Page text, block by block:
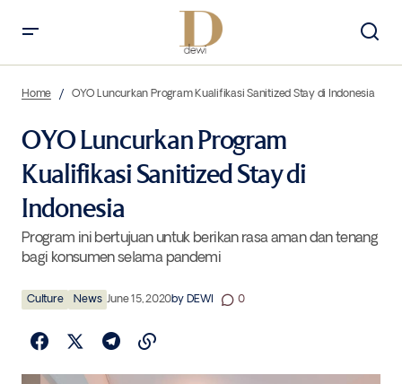
Home OYO Luncurkan Program Kualifikasi Sanitized Stay di Indonesia
OYO Luncurkan Program
Kualifikasi Sanitized Stay di
Indonesia
Program ini bertujuan untuk berikan rasa aman dan tenang
bagi konsumen selama pandemi
Culture News June 15, 2020by DEWI 0